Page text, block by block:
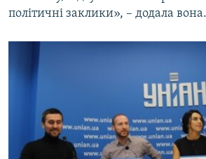
політичні заклики», – додала вона.